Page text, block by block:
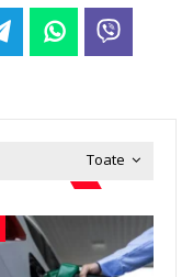
Toate